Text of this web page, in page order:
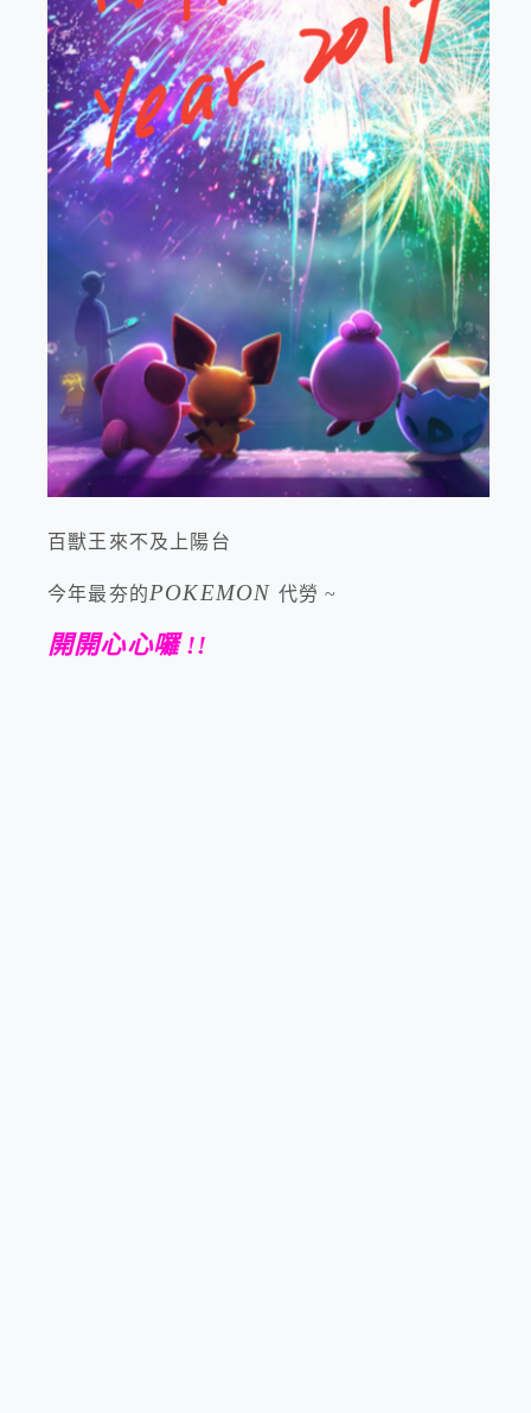
百獸王來不及上陽台
今年最夯的POKEMON 代勞 ~
開開心心囉 !!